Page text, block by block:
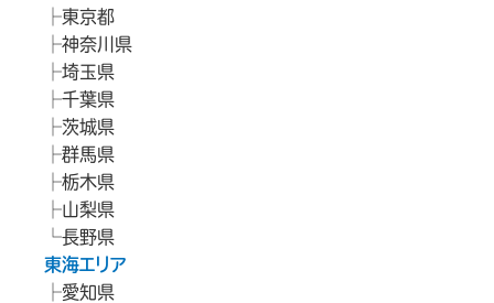
東京都
神奈川県
埼玉県
千葉県
茨城県
群馬県
栃木県
山梨県
長野県
東海エリア
愛知県